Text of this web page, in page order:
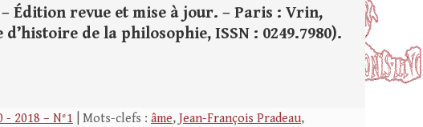
Édition revue et mise à jour. – Paris : Vrin,
de la philosophie, ISSN : 0249.7980).
- 2018 – N°1 | Mots-clefs : âme, Jean-François Pradeau,